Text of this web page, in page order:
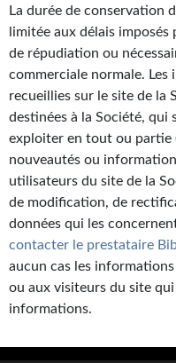
La durée de conservation
limitée aux délais
de répudiation ou
commerciale normale.
recueillies sur le site de la
destinées à la Société, qui
exploiter en tout ou partie
nouveautés ou
utilisateurs du site de la
de modification, de
données qui les
contacter le prestataire
aucun cas les
ou aux visiteurs du site
informations.